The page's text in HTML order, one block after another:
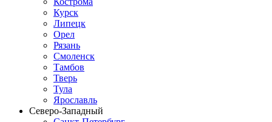
Курск
Липецк
Орел
Рязань
Смоленск
Тамбов
Тверь
Тула
Ярославль
Северо-Западный